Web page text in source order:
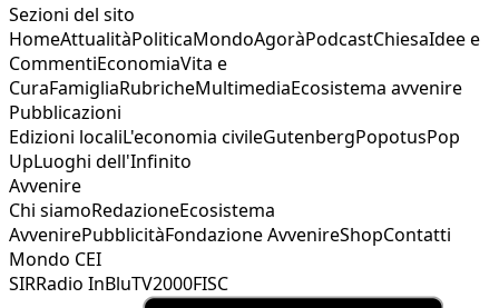
Sezioni del sito
HomeAttualitàPoliticaMondoAgoràPodcastChiesaIdee e
CommentiEconomiaVita e
CuraFamigliaRubricheMultimediaEcosistema avvenire
Pubblicazioni
Edizioni localiL'economia civileGutenbergPopotusPop
UpLuoghi dell'Infinito
Avvenire
Chi siamoRedazioneEcosistema
AvvenirePubblicitàFondazione AvvenireShopContatti
Mondo CEI
SIRRadio InBluTV2000FISC